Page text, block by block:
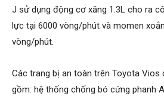
J sử dụng động cơ xăng 1.3L cho ra
lực tại 6000 vòng/phút và momen
vòng/phút.
Các trang bị an toàn trên Toyota Vios
gồm: hệ thống chống bó cứng phanh